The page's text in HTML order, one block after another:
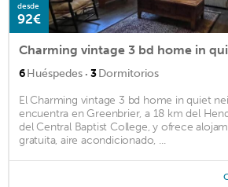
desde
92€
Charming vintage 3 bd home in
6Huéspedes · 3Dormitorios
El Charming vintage 3 bd home in quiet
encuentra en Greenbrier, a 18 km del
del Central Baptist College, y ofrece
gratuita, aire acondicionado, ...